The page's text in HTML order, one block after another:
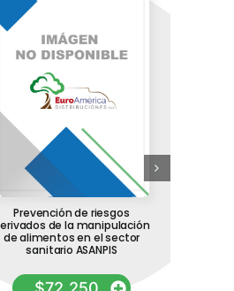
Prevención de riesgos
de la manipulación
de alimentos en el sector
sanitario ASANPIS